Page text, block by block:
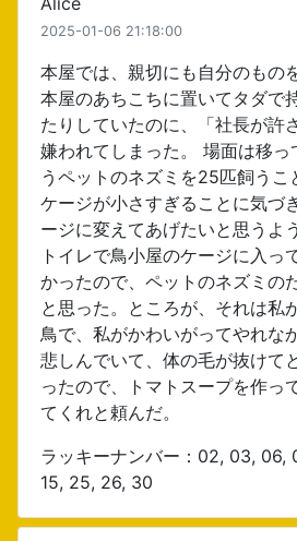
2025-01-06 21:18:00
本屋では、親切にも自分のもの
本屋のあちこちに置いてタダで
たりしていたのに、「社長が許
嫌われてしまった。 場面は移っ
うペットのネズミを25匹飼うこ
ケージが小さすぎることに気づ
ージに変えてあげたいと思うよ
トイレで鳥小屋のケージに入っ
かったので、ペットのネズミの
と思った。ところが、それは私
鳥で、私がかわいがってやれな
悲しんでいて、体の毛が抜けて
ったので、トマトスープを作っ
てくれと頼んだ。
ラッキーナンバー：02, 03, 06,
15, 25, 26, 30